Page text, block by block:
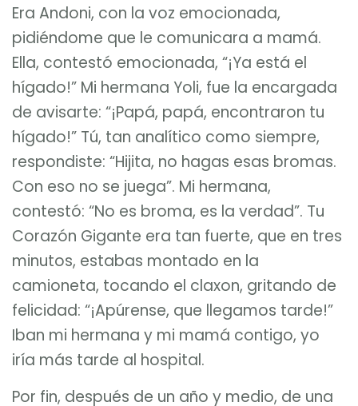
Era Andoni, con la voz emocionada,
pidiéndome que le comunicara a mamá.
Ella, contestó emocionada, “¡Ya está el
hígado!” Mi hermana Yoli, fue la encargada
de avisarte: “¡Papá, papá, encontraron tu
hígado!” Tú, tan analítico como siempre,
respondiste: “Hijita, no hagas esas bromas.
Con eso no se juega”. Mi hermana,
contestó: “No es broma, es la verdad”. Tu
Corazón Gigante era tan fuerte, que en tres
minutos, estabas montado en la
camioneta, tocando el claxon, gritando de
felicidad: “¡Apúrense, que llegamos tarde!”
Iban mi hermana y mi mamá contigo, yo
iría más tarde al hospital.
Por fin, después de un año y medio, de una